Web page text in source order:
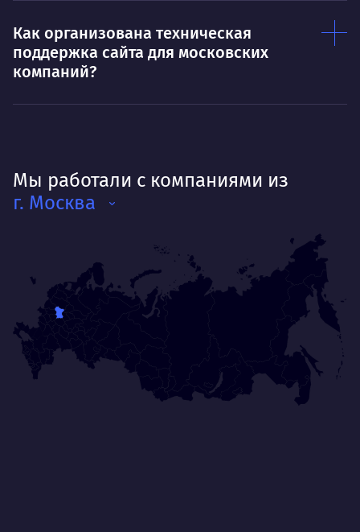
Как организована техническая
поддержка сайта для московских
компаний?
Мы работали с компаниями из
г. Москва